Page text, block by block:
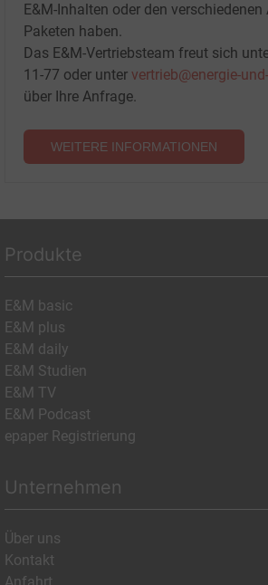
E&M-Inhalten oder den
Paketen haben.
Das E&M-Vertriebsteam freut sich
11-77 oder unter vertrieb@energie-
über Ihre Anfrage.
WEITERE INFORMATIONEN
Produkte
E&M basic
E&M plus
E&M daily
E&M Studien
E&M TV
E&M Podcast
epaper Registrierung
Unternehmen
Über uns
Kontakt